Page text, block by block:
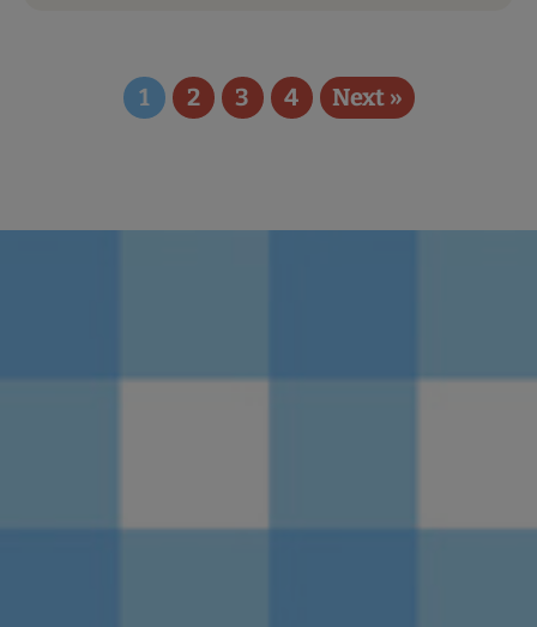
1 2 3 4 Next »